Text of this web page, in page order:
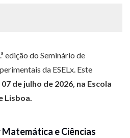
edição do Seminário de
da ESELx. Este
de julho de 2026, na Escola
Lisboa.
e Ciências